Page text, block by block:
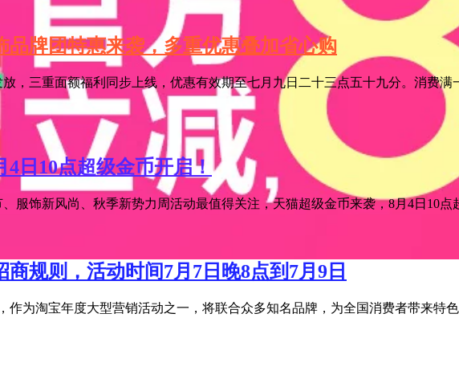
品牌团特惠来袭，多重优惠叠加省心购
，三重面额福利同步上线，优惠有效期至七月九日二十三点五十九分。消费
日10点超级金币开启！
服饰新风尚、秋季新势力周活动最值得关注，天猫超级金币来袭，8月4日10点
商规则，活动时间7月7日晚8点到7月9日
作为淘宝年度大型营销活动之一，将联合众多知名品牌，为全国消费者带来特